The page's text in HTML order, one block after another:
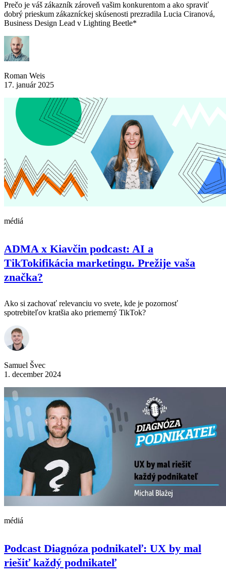
Prečo je váš zákazník zároveň vašim konkurentom a ako spraviť
dobrý prieskum zákazníckej skúsenosti prezradila Lucia Ciranová,
Business Design Lead v Lighting Beetle*
Roman Weis
17. január 2025
médiá
ADMA x Kiavčin podcast: AI a
TikTokifikácia marketingu. Prežije vaša
značka?
Ako si zachovať relevanciu vo svete, kde je pozornosť
spotrebiteľov kratšia ako priemerný TikTok?
Samuel Švec
1. december 2024
médiá
Podcast Diagnóza podnikateľ: UX by mal
riešiť každý podnikateľ